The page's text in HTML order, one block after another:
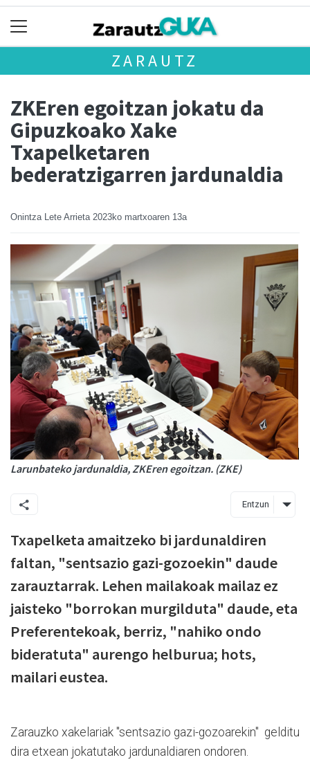
ZARAUTZ
ZKEren egoitzan jokatu da
Gipuzkoako Xake
Txapelketaren
bederatzigarren jardunaldia
Onintza Lete Arrieta 2023ko martxoaren 13a
Larunbateko jardunaldia, ZKEren egoitzan. (ZKE)
Entzun
Txapelketa amaitzeko bi jardunaldiren
faltan, "sentsazio gazi-gozoekin" daude
zarauztarrak. Lehen mailakoak mailaz ez
jaisteko "borrokan murgilduta" daude, eta
Preferentekoak, berriz, "nahiko ondo
bideratuta" aurengo helburua; hots,
mailari eustea.
Zarauzko xakelariak "sentsazio gazi-gozoarekin" gelditu
dira etxean jokatutako jardunaldiaren ondoren.